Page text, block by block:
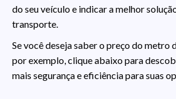
do seu veículo e indicar a melhor
transporte.
Se você deseja saber o preço do metro
por exemplo, clique abaixo para
mais segurança e eficiência para suas